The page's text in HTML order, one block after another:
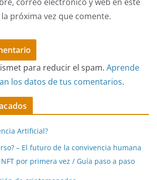
correo electrónico y web en este
próxima vez que comente.
para reducir el spam. Aprende
los datos de tus comentarios.
Artificial?
– El futuro de la convivencia humana
por primera vez / Guía paso a paso